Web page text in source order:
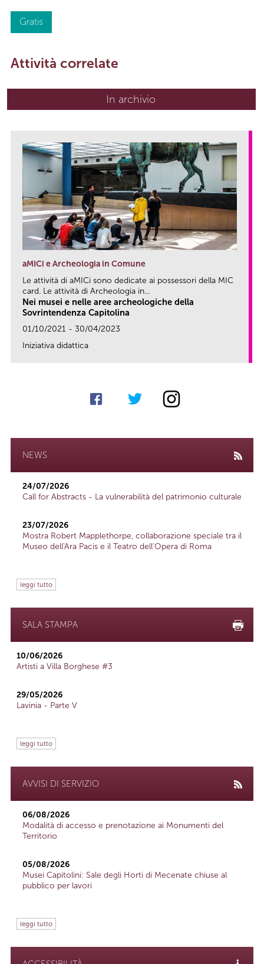
Gratis
Attività correlate
In archivio
aMICi e Archeologia in Comune
Le attività di aMICi sono dedicate ai possessori della MIC
card. Le attività di Archeologia in...
Nei musei e nelle aree archeologiche della
Sovrintendenza Capitolina
01/10/2021 - 30/04/2023
Iniziativa didattica
NEWS
24/07/2026
Call for Abstracts - La vulnerabilità del patrimonio culturale
23/07/2026
Mostra Robert Mapplethorpe, collaborazione speciale tra il
Museo dell'Ara Pacis e il Teatro dell'Opera di Roma
leggi tutto
SALA STAMPA
10/06/2026
Artisti a Villa Borghese #3
29/05/2026
Lavinia - Parte V
leggi tutto
AVVISI DI SERVIZIO
06/08/2026
Modalità di accesso e prenotazione ai Monumenti del
Territorio
05/08/2026
Musei Capitolini: Sale degli Horti di Mecenate chiuse al
pubblico per lavori
leggi tutto